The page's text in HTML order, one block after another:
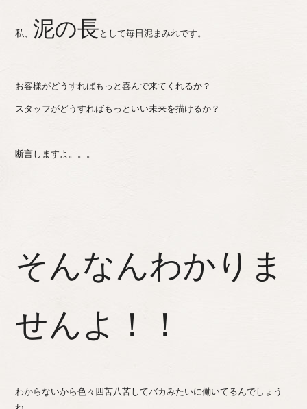
私、 泥の長 として毎日泥まみれです。
お客様がどうすればもっと喜んで来てくれるか？
スタッフがどうすればもっといい未来を描けるか？
断言しますよ。。。
そんなんわかりま
せんよ！！
わからないから色々四苦八苦してバカみたいに働いてるんでしょう